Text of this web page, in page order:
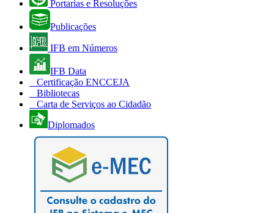
Portarias e Resoluções
Publicações
IFB em Números
IFB Data
Certificação ENCCEJA
Bibliotecas
Carta de Serviços ao Cidadão
Diplomados